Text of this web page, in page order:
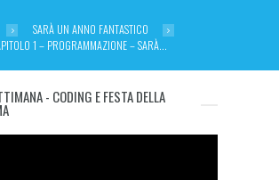
SARÀ UN ANNO FANTASTICO
1 – PROGRAMMAZIONE – SARÀ...
- CODING E FESTA DELLA